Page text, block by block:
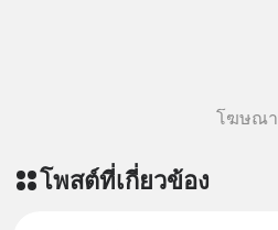
โฆษณา
โพสต์ที่เกี่ยวข้อง